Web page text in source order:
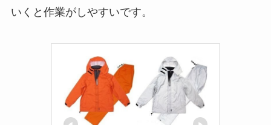
いくと作業がしやすいです。